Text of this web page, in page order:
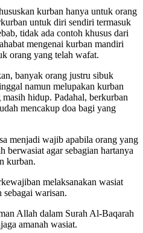
kurban hanya untuk orang
untuk diri sendiri termasuk
tidak ada contoh khusus dari
mengenai kurban mandiri
orang yang telah wafat.
banyak orang justru sibuk
namun melupakan kurban
hidup. Padahal, berkurban
mencakup doa bagi yang
menjadi wajib apabila orang yang
berwasiat agar sebagian hartanya
kurban.
melaksanakan wasiat
sebagai warisan.
Allah dalam Surah Al-Baqarah
amanah wasiat.